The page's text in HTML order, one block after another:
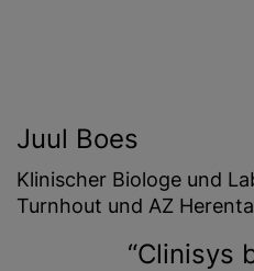
Juul Boes
Klinischer Biologe und
Turnhout und AZ
Clinisys